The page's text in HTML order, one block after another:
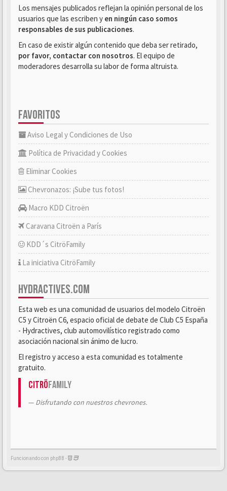
Los mensajes publicados reflejan la opinión personal de los
usuarios que las escriben y en ningún caso somos
responsables de sus publicaciones.
En caso de existir algún contenido que deba ser retirado,
por favor, contactar con nosotros. El equipo de
moderadores desarrolla su labor de forma altruista.
FAVORITOS
Aviso Legal y Condiciones de Uso
Política de Privacidad y Cookies
Eliminar Cookies
Chevronazos: ¡Sube tus fotos!
Macro KDD Citroën
Caravana Citroën a París
KDD´s CitröFamily
La iniciativa CitröFamily
HYDRACTIVES.COM
Esta web es una comunidad de usuarios del modelo Citroën
C5 y Citroën C6, espacio oficial de debate de Club C5 España
- Hydractives, club automovilístico registrado como
asociación nacional sin ánimo de lucro.
El registro y acceso a esta comunidad es totalmente
gratuito.
CitröFamily
Disfrutando con nuestros chevrones.
Funcionando con phpBB -